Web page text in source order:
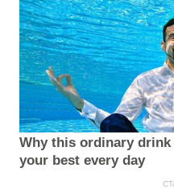
Why this ordinary
your best every day